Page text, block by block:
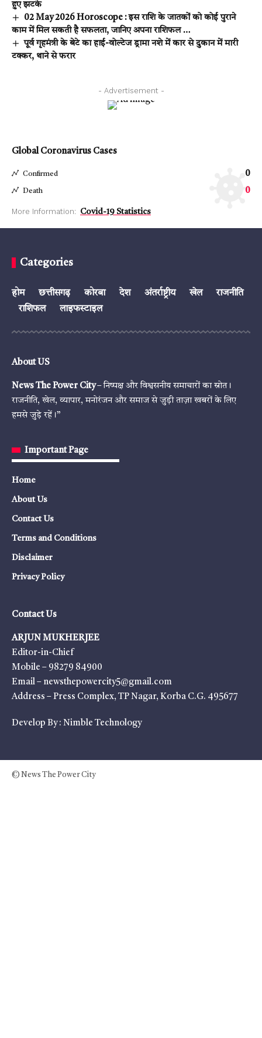
हुए झटके
02 May 2026 Horoscope : इस राशि के जातकों को कोई पुराने
काम में मिल सकती है सफलता, जानिए अपना राशिफल …
पूर्व गृहमंत्री के बेटे का हाई-वोल्टेज ड्रामा नशे में कार से दुकान में मारी
टक्कर, थाने से फरार
- Advertisement -
Global Coronavirus Cases
Confirmed 0
Death 0
More Information: Covid-19 Statistics
Categories
होम छत्तीसगढ़ कोरबा देश अंतर्राष्ट्रीय खेल
राजनीति
राशिफल
लाइफस्टाइल
About US
News The Power City– निष्पक्ष और विश्वसनीय समाचारों का स्रोत।
राजनीति, खेल, व्यापार, मनोरंजन और समाज से जुड़ी ताज़ा खबरों के लिए
हमसे जुड़े रहें।”
Important Page
Home
About Us
Contact Us
Terms and Conditions
Disclaimer
Privacy Policy
Contact Us
ARJUN MUKHERJEE
Editor-in-Chief
Mobile – 98279 84900
Email – newsthepowercity5@gmail.com
Address – Press Complex, TP Nagar, Korba C.G. 495677
Develop By : Nimble Technology
© News The Power City